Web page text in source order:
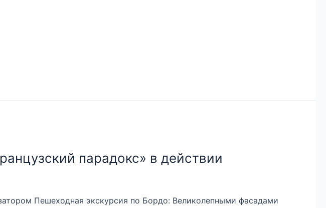
парадокс» в действии
Пешеходная экскурсия по Бордо: Великолепными фасадами